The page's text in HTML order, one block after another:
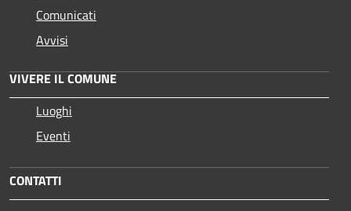
Comunicati
Avvisi
VIVERE IL COMUNE
Luoghi
Eventi
CONTATTI